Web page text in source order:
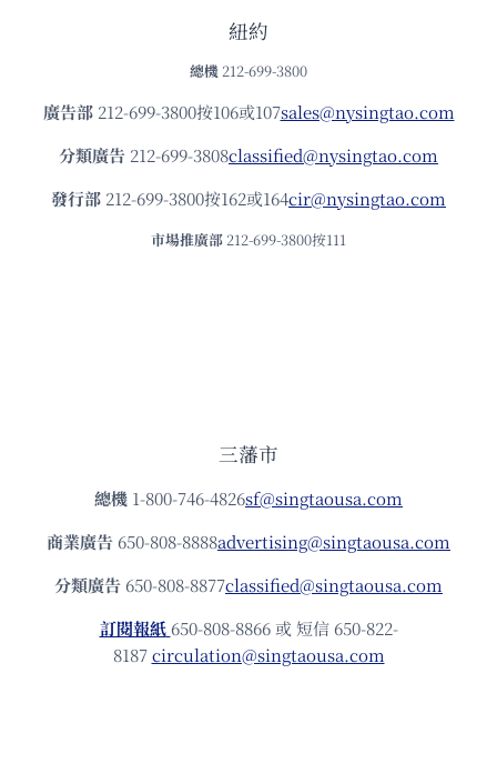
紐約
總機 212-699-3800
廣告部212-699-3800按106或107sales@nysingtao.com
分類廣告 212-699-3808classified@nysingtao.com
發⾏部 212-699-3800按162或164cir@nysingtao.com
市場推廣部 212-699-3800按111
三藩市
總機 1-800-746-4826sf@singtaousa.com
商業廣告 650-808-8888advertising@singtaousa.com
分類廣告 650-808-8877classified@singtaousa.com
訂閱報紙 650-808-8866 或 短信 650-822-
8187circulation@singtaousa.com